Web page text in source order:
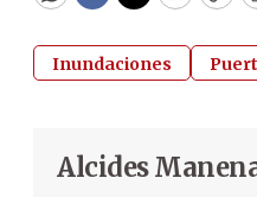
Inundaciones
Alcides